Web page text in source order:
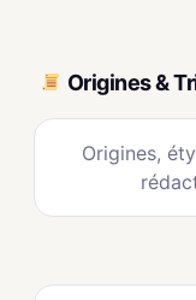
Origines &
Origines,